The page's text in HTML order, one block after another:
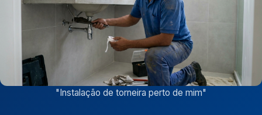
"Instalação de torneira perto de mim"